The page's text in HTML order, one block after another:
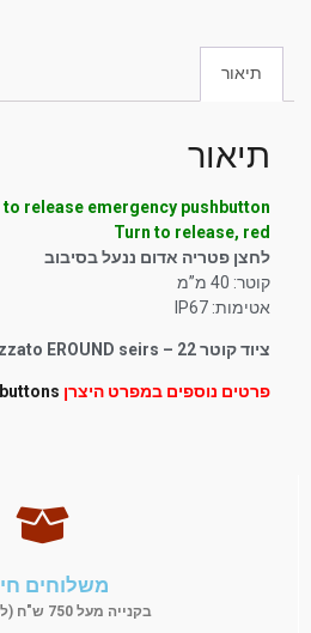
תיאור
תיאור
to release emergency pushbutton
Turn to release, red
לחצן פטריה אדום ננעל בסיבוב
קוטר: 40 מ”מ
אטימות: IP67
ציוד קוטר 22 – Pizzato EROUND seirs
פרטים נוספים במפרט היצרן
משלוחים
בקנייה מעל 750 ש"ח (לפני מע"מ)